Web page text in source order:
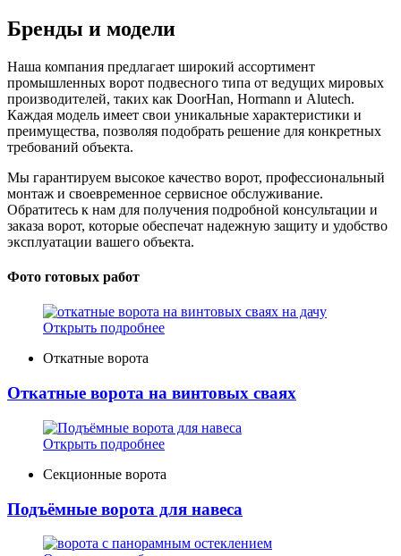
Бренды и модели
Наша компания предлагает широкий ассортимент
промышленных ворот подвесного типа от ведущих мировых
производителей, таких как DoorHan, Hormann и Alutech.
Каждая модель имеет свои уникальные характеристики и
преимущества, позволяя подобрать решение для конкретных
требований объекта.
Мы гарантируем высокое качество ворот, профессиональный
монтаж и своевременное сервисное обслуживание.
Обратитесь к нам для получения подробной консультации и
заказа ворот, которые обеспечат надежную защиту и удобство
эксплуатации вашего объекта.
Фото готовых работ
Открыть подробнее
Откатные ворота
Откатные ворота на винтовых сваях
Открыть подробнее
Секционные ворота
Подъёмные ворота для навеса